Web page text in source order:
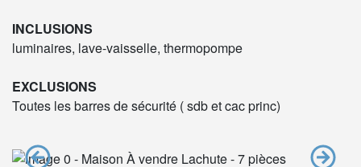
INCLUSIONS
luminaires, lave-vaisselle, thermopompe
EXCLUSIONS
Toutes les barres de sécurité ( sdb et cac princ)